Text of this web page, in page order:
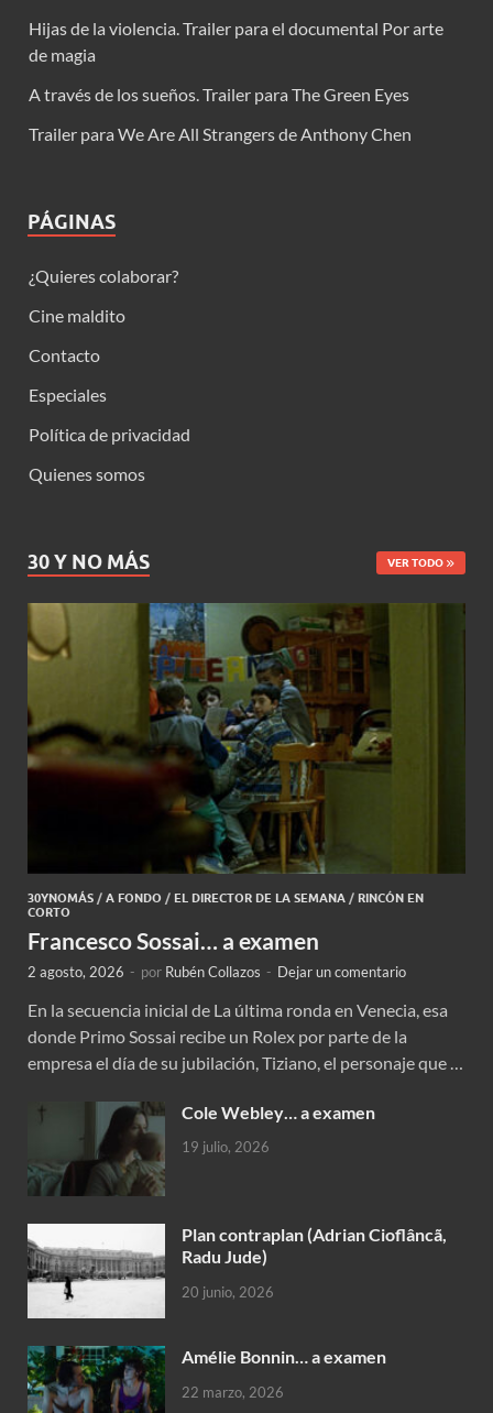
Hijas de la violencia. Trailer para el documental Por arte
de magia
A través de los sueños. Trailer para The Green Eyes
Trailer para We Are All Strangers de Anthony Chen
PÁGINAS
¿Quieres colaborar?
Cine maldito
Contacto
Especiales
Política de privacidad
Quienes somos
30 Y NO MÁS VER TODO
30YNOMÁS / A FONDO / EL DIRECTOR DE LA SEMANA / RINCÓN EN
CORTO
Francesco Sossai… a examen
2 agosto, 2026 - por Rubén Collazos - Dejar un comentario
En la secuencia inicial de La última ronda en Venecia, esa
donde Primo Sossai recibe un Rolex por parte de la
empresa el día de su jubilación, Tiziano, el personaje que …
Cole Webley… a examen
19 julio, 2026
Plan contraplan (Adrian Cioflâncã,
Radu Jude)
20 junio, 2026
Amélie Bonnin… a examen
22 marzo, 2026